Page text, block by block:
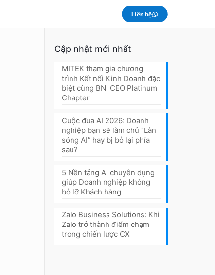
Liên hệ
Cập nhật mới nhất
MITEK tham gia chương
trình Kết nối Kinh Doanh đặc
biệt cùng BNI CEO Platinum
Chapter
Cuộc đua AI 2026: Doanh
nghiệp bạn sẽ làm chủ “Làn
sóng AI” hay bị bỏ lại phía
sau?
5 Nền tảng AI chuyên dụng
giúp Doanh nghiệp không
bỏ lỡ Khách hàng
Zalo Business Solutions: Khi
Zalo trở thành điểm chạm
trong chiến lược CX